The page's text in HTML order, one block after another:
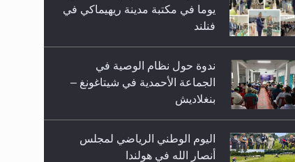
يوما في مكتبة مدينة ريهيماكي في
فنلند
ندوة حول نظام الوصية في
الجماعة الأحمدية في شيتاغونغ –
بنغلاديش
اليوم الوطني الرياضي لمجلس
أنصار الله في هولندا